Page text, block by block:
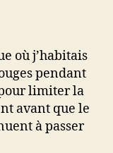
où j’habitais
pendant
limiter la
avant que le
à passer